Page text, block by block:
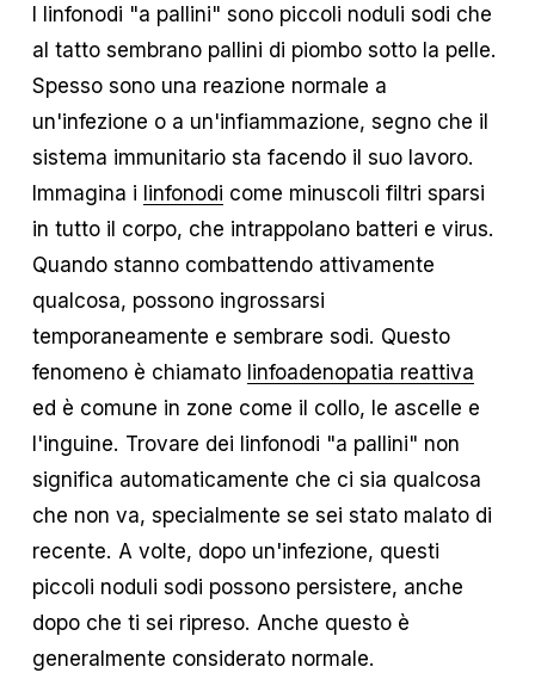
I linfonodi "a pallini" sono piccoli noduli sodi che
al tatto sembrano pallini di piombo sotto la pelle.
Spesso sono una reazione normale a
un'infezione o a un'infiammazione, segno che il
sistema immunitario sta facendo il suo lavoro.
Immagina i linfonodi come minuscoli filtri sparsi
in tutto il corpo, che intrappolano batteri e virus.
Quando stanno combattendo attivamente
qualcosa, possono ingrossarsi
temporaneamente e sembrare sodi. Questo
fenomeno è chiamato linfoadenopatia reattiva
ed è comune in zone come il collo, le ascelle e
l'inguine. Trovare dei linfonodi "a pallini" non
significa automaticamente che ci sia qualcosa
che non va, specialmente se sei stato malato di
recente. A volte, dopo un'infezione, questi
piccoli noduli sodi possono persistere, anche
dopo che ti sei ripreso. Anche questo è
generalmente considerato normale.